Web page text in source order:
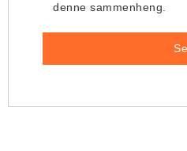
denne sammenheng.